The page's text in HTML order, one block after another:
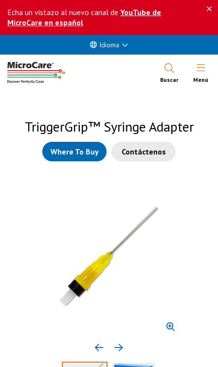
Echa un vistazo al nuevo canal de YouTube de
MicroCare en español
Idioma
Buscar Abrir
Menú
TriggerGrip™ Syringe Adapter
Where To Buy Contáctenos
Previous media item
Next media item